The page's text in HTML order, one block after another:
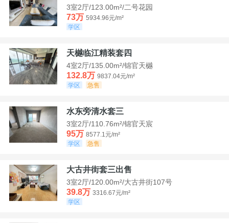
3室2厅/123.00m²/二号花园
73万 5934.96元/m²
学区
天樾临江精装套四
4室2厅/135.00m²/锦官天樾
132.8万 9837.04元/m²
学区
急售
水东旁清水套三
3室2厅/110.76m²/锦官天宸
95万 8577.1元/m²
学区
急售
大古井街套三出售
3室2厅/120.00m²/大古井街107号
39.8万 3316.67元/m²
学区